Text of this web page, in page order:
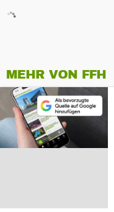
MEHR VON FFH